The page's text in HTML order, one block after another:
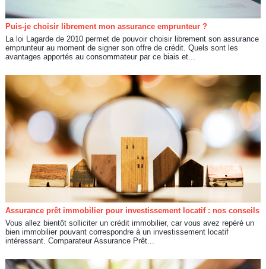
Puis-je choisir librement mon assurance emprunteur ?
La loi Lagarde de 2010 permet de pouvoir choisir librement son assurance
emprunteur au moment de signer son offre de crédit. Quels sont les
avantages apportés au consommateur par ce biais et...
Assurance prêt immobilier pour investissement locatif : nos conseils
Vous allez bientôt solliciter un crédit immobilier, car vous avez repéré un
bien immobilier pouvant correspondre à un investissement locatif
intéressant. Comparateur Assurance Prêt...